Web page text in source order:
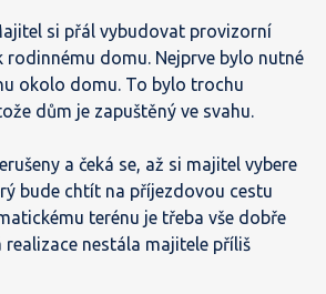
si přál vybudovat provizorní
rodinnému domu. Nejprve bylo nutné
okolo domu. To bylo trochu
dům je zapuštěný ve svahu.
a čeká se, až si majitel vybere
bude chtít na příjezdovou cestu
terénu je třeba vše dobře
realizace nestála majitele příliš